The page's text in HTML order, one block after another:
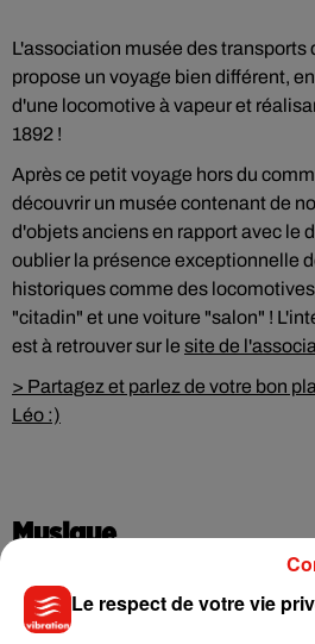
L'association musée des transports
propose un voyage bien différent,
d'une locomotive à vapeur et
1892 !
Après ce petit voyage hors du
découvrir un musée contenant de
d'objets anciens en rapport avec le
oublier la présence exceptionnelle
historiques comme des
"citadin" et une voiture "salon" !
est à retrouver sur le site de
> Partagez et parlez de votre bon
Léo :)
Musique
Julien Lieb
Le respect de votre vie